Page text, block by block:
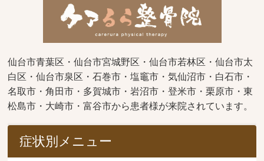
仙台市青葉区・仙台市宮城野区・仙台市若林区・仙台市太
白区・仙台市泉区・石巻市・塩竈市・気仙沼市・白石市・
名取市・角田市・多賀城市・岩沼市・登米市・栗原市・東
松島市・大崎市・富谷市から患者様が来院されています。
症状別メニュー